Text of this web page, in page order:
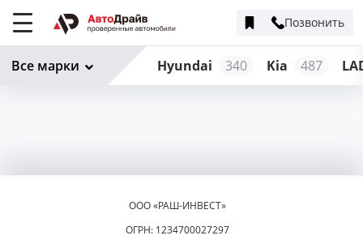
Позвонить
Hyundai 340 Kia 487
Все марки
ООО «РАШ-ИНВЕСТ»
ОГРН: 1234700027297